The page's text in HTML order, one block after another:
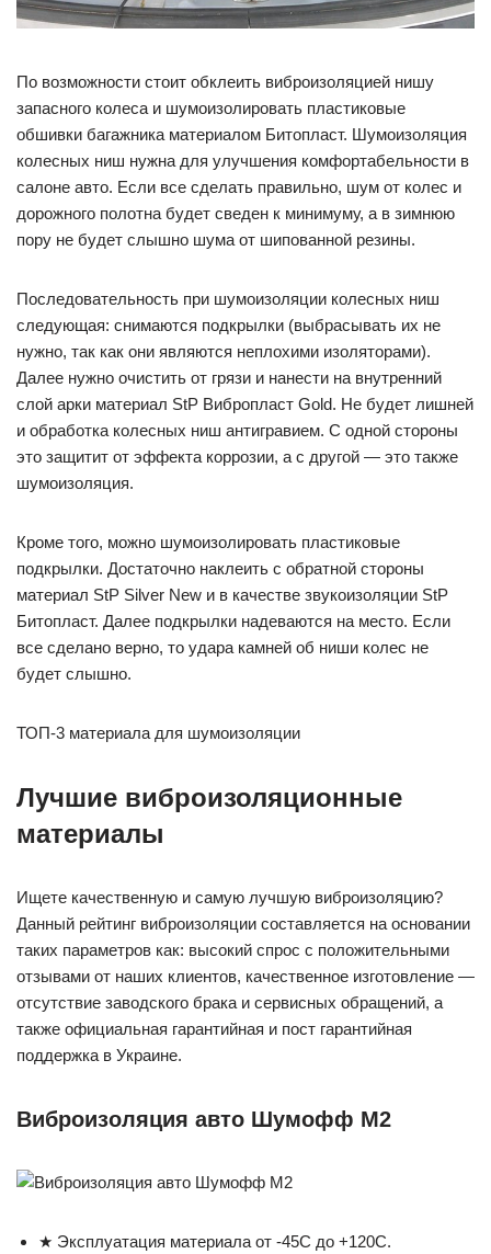
По возможности стоит обклеить виброизоляцией нишу
запасного колеса и шумоизолировать пластиковые
обшивки багажника материалом Битопласт. Шумоизоляция
колесных ниш нужна для улучшения комфортабельности в
салоне авто. Если все сделать правильно, шум от колес и
дорожного полотна будет сведен к минимуму, а в зимнюю
пору не будет слышно шума от шипованной резины.
Последовательность при шумоизоляции колесных ниш
следующая: снимаются подкрылки (выбрасывать их не
нужно, так как они являются неплохими изоляторами).
Далее нужно очистить от грязи и нанести на внутренний
слой арки материал StP Вибропласт Gold. Не будет лишней
и обработка колесных ниш антигравием. С одной стороны
это защитит от эффекта коррозии, а с другой — это также
шумоизоляция.
Кроме того, можно шумоизолировать пластиковые
подкрылки. Достаточно наклеить с обратной стороны
материал StP Silver New и в качестве звукоизоляции StP
Битопласт. Далее подкрылки надеваются на место. Если
все сделано верно, то удара камней об ниши колес не
будет слышно.
ТОП-3 материала для шумоизоляции
Лучшие виброизоляционные
материалы
Ищете качественную и самую лучшую виброизоляцию?
Данный рейтинг виброизоляции составляется на основании
таких параметров как: высокий спрос с положительными
отзывами от наших клиентов, качественное изготовление —
отсутствие заводского брака и сервисных обращений, а
также официальная гарантийная и пост гарантийная
поддержка в Украине.
Виброизоляция авто Шумофф М2
★ Эксплуатация материала от -45С до +120С.